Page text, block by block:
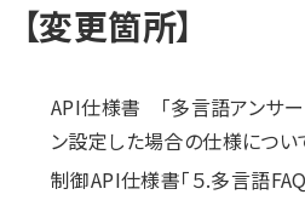
【変更箇所】
API仕様書 「多言語アンサー
ン設定した場合の仕様につい
制御API仕様書「５.多言語